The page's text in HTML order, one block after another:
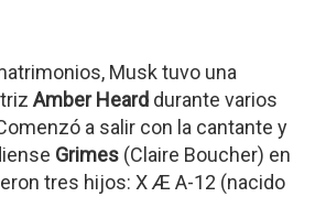
Musk tuvo una
Amber Heard durante varios
a salir con la cantante y
Grimes (Claire Boucher) en
tres hijos: X Æ A-12 (nacido